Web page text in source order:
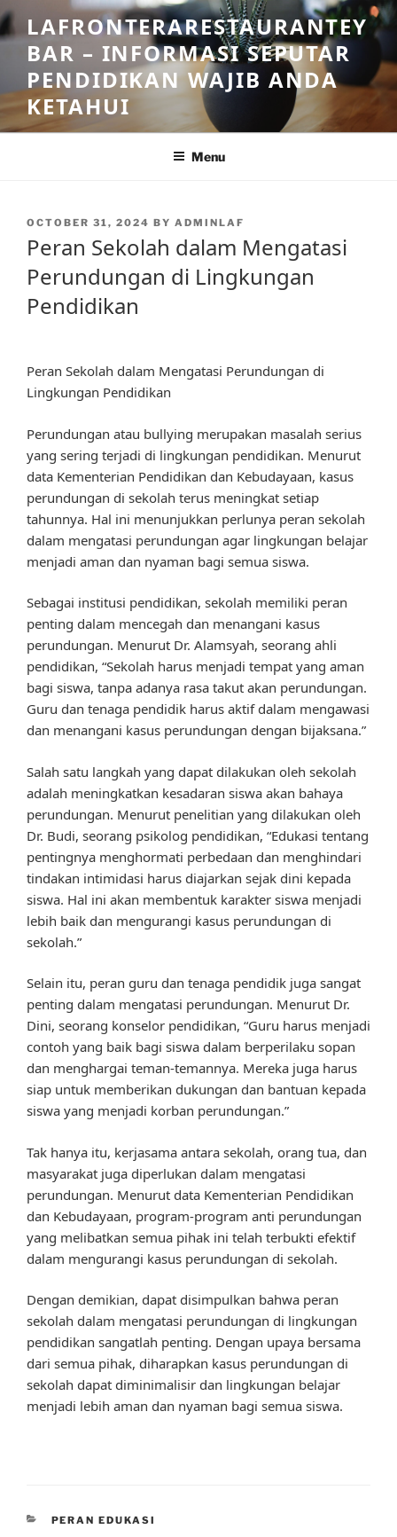
Skip
to
content
LAFRONTERARESTAURANTEY
BAR – INFORMASI SEPUTAR
PENDIDIKAN WAJIB ANDA
KETAHUI
Menu
POSTED
OCTOBER 31, 2024 BY ADMINLAF
Peran Sekolah dalam Mengatasi
Perundungan di Lingkungan
Pendidikan
Peran Sekolah dalam Mengatasi Perundungan di
Lingkungan Pendidikan
Perundungan atau bullying merupakan masalah serius
yang sering terjadi di lingkungan pendidikan. Menurut
data Kementerian Pendidikan dan Kebudayaan, kasus
perundungan di sekolah terus meningkat setiap
tahunnya. Hal ini menunjukkan perlunya peran sekolah
dalam mengatasi perundungan agar lingkungan belajar
menjadi aman dan nyaman bagi semua siswa.
Sebagai institusi pendidikan, sekolah memiliki peran
penting dalam mencegah dan menangani kasus
perundungan. Menurut Dr. Alamsyah, seorang ahli
pendidikan, “Sekolah harus menjadi tempat yang aman
bagi siswa, tanpa adanya rasa takut akan perundungan.
Guru dan tenaga pendidik harus aktif dalam mengawasi
dan menangani kasus perundungan dengan bijaksana.”
Salah satu langkah yang dapat dilakukan oleh sekolah
adalah meningkatkan kesadaran siswa akan bahaya
perundungan. Menurut penelitian yang dilakukan oleh
Dr. Budi, seorang psikolog pendidikan, “Edukasi tentang
pentingnya menghormati perbedaan dan menghindari
tindakan intimidasi harus diajarkan sejak dini kepada
siswa. Hal ini akan membentuk karakter siswa menjadi
lebih baik dan mengurangi kasus perundungan di
sekolah.”
Selain itu, peran guru dan tenaga pendidik juga sangat
penting dalam mengatasi perundungan. Menurut Dr.
Dini, seorang konselor pendidikan, “Guru harus menjadi
contoh yang baik bagi siswa dalam berperilaku sopan
dan menghargai teman-temannya. Mereka juga harus
siap untuk memberikan dukungan dan bantuan kepada
siswa yang menjadi korban perundungan.”
Tak hanya itu, kerjasama antara sekolah, orang tua, dan
masyarakat juga diperlukan dalam mengatasi
perundungan. Menurut data Kementerian Pendidikan
dan Kebudayaan, program-program anti perundungan
yang melibatkan semua pihak ini telah terbukti efektif
dalam mengurangi kasus perundungan di sekolah.
Dengan demikian, dapat disimpulkan bahwa peran
sekolah dalam mengatasi perundungan di lingkungan
pendidikan sangatlah penting. Dengan upaya bersama
dari semua pihak, diharapkan kasus perundungan di
sekolah dapat diminimalisir dan lingkungan belajar
menjadi lebih aman dan nyaman bagi semua siswa.
CATEGORIES
PERAN EDUKASI